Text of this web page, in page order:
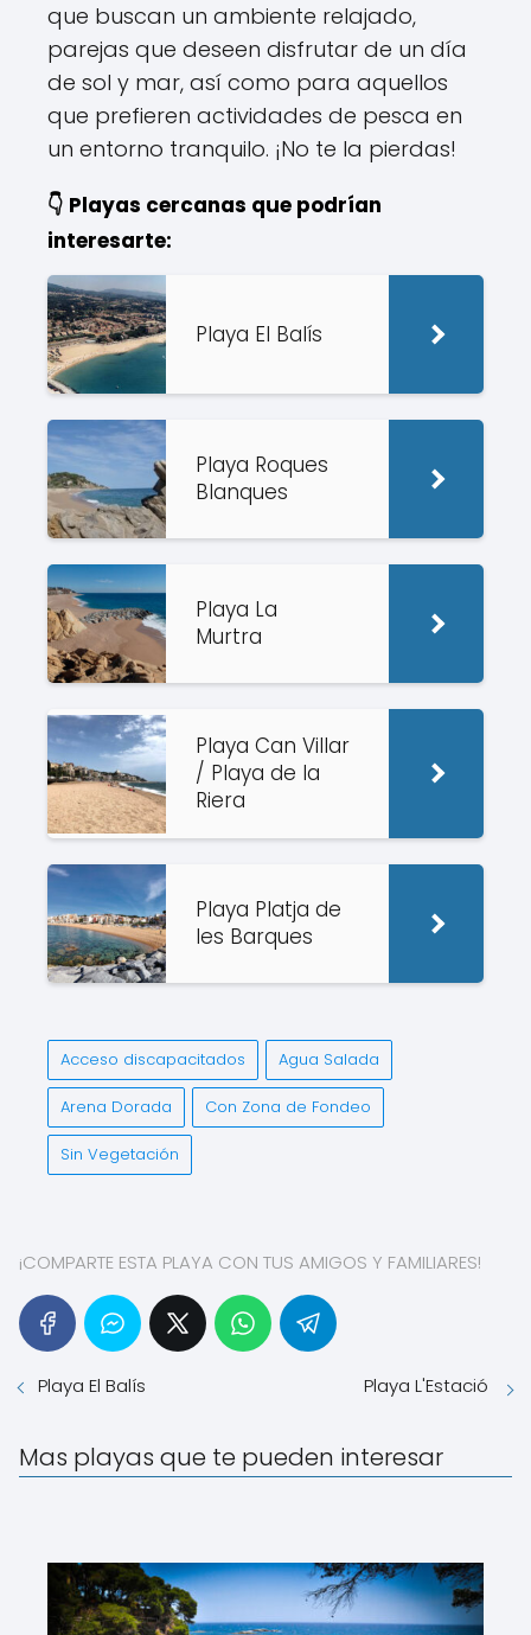
que buscan un ambiente relajado,
parejas que deseen disfrutar de un día
de sol y mar, así como para aquellos
que prefieren actividades de pesca en
un entorno tranquilo. ¡No te la pierdas!
👇 Playas cercanas que podrían
interesarte:
Playa El Balís
Playa Roques
Blanques
Playa La
Murtra
Playa Can Villar
/ Playa de la
Riera
Playa Platja de
les Barques
Acceso discapacitados Agua Salada
Arena Dorada Con Zona de Fondeo
Sin Vegetación
¡COMPARTE ESTA PLAYA CON TUS AMIGOS Y FAMILIARES!
Playa El Balís Playa L'Estació
Mas playas que te pueden interesar